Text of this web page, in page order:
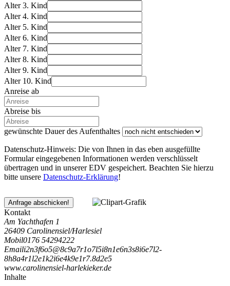
Alter 3. Kind
Alter 4. Kind
Alter 5. Kind
Alter 6. Kind
Alter 7. Kind
Alter 8. Kind
Alter 9. Kind
Alter 10. Kind
Anreise ab
Abreise bis
gewünschte Dauer des Aufenthaltes
Datenschutz-Hinweis: Die von Ihnen in das eben ausgefüllte
Formular eingegebenen Informationen werden verschlüsselt
übertragen und in unserer EDV gespeichert. Beachten Sie hierzu
bitte unsere Datenschutz-Erklärung!
Anfrage abschicken!
Kontakt
Am Yachthafen 1
26409 Carolinensiel/Harlesiel
Mobil0176 54294222
Emaili2n3f6o5@8c9a7r1o7l5i8n1e6n3s8i6e7l2-
8h8a4r1l2e1k2i6e4k9e1r7.8d2e5
www.carolinensiel-harlekieker.de
Inhalte